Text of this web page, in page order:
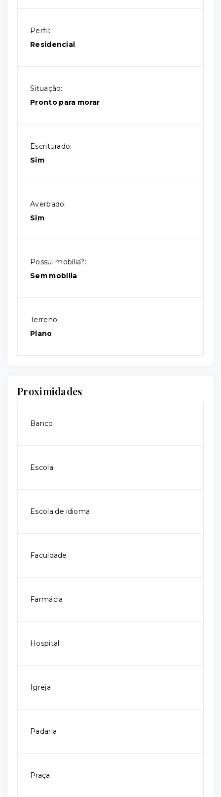
Perfil:
Residencial
Situação:
Pronto para morar
Escriturado:
Sim
Averbado:
Sim
Possui mobília?:
Sem mobília
Terreno:
Plano
Proximidades
Banco
Escola
Escola de idioma
Faculdade
Farmácia
Hospital
Igreja
Padaria
Praça